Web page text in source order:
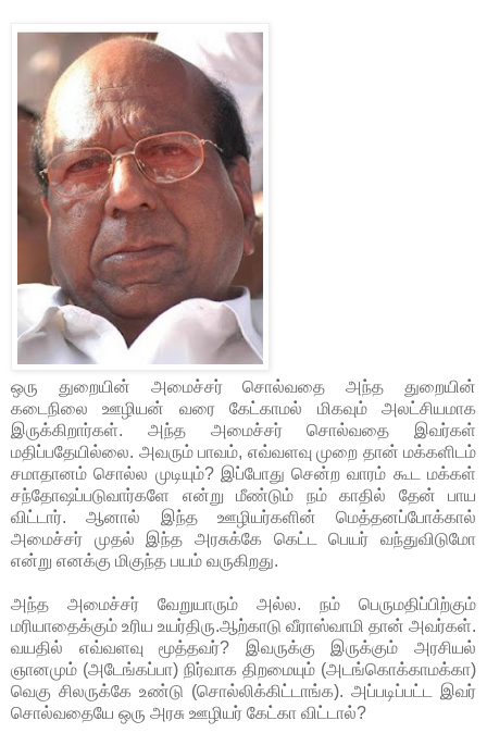
ஒரு துறையின் அமைச்சர் சொல்வதை அந்த துறையின்
கடைநிலை ஊழியன் வரை கேட்காமல் மிகவும் அலட்சியமாக
இருக்கிறார்கள். அந்த அமைச்சர் சொல்வதை இவர்கள்
மதிப்பதேயில்லை. அவரும் பாவம், எவ்வளவு முறை தான் மக்களிடம்
சமாதானம் சொல்ல முடியும்? இப்போது சென்ற வாரம் கூட மக்கள்
சந்தோஷப்படுவார்களே என்று மீண்டும் நம் காதில் தேன் பாய
விட்டார். ஆனால் இந்த ஊழியர்களின் மெத்தனப்போக்கால்
அமைச்சர் முதல் இந்த அரசுக்கே கெட்ட பெயர் வந்துவிடுமோ
என்று எனக்கு மிகுந்த பயம் வருகிறது.
அந்த அமைச்சர் வேறுயாரும் அல்ல. நம் பெருமதிப்பிற்கும்
மரியாதைக்கும் உரிய உயர்திரு.ஆற்காடு வீராஸ்வாமி தான் அவர்கள்.
வயதில் எவ்வளவு மூத்தவர்? இவருக்கு இருக்கும் அரசியல்
ஞானமும் (அடேங்கப்பா) நிர்வாக திறமையும் (அடங்கொக்காமக்கா)
வெகு சிலருக்கே உண்டு (சொல்லிக்கிட்டாங்க). அப்படிப்பட்ட இவர்
சொல்வதையே ஒரு அரசு ஊழியர் கேட்கா விட்டால்?